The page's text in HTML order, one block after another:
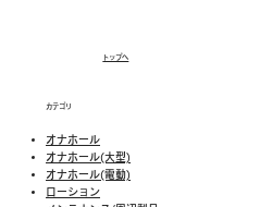
トップへ
カテゴリ
オナホール
オナホール(大型)
オナホール(電動)
ローション